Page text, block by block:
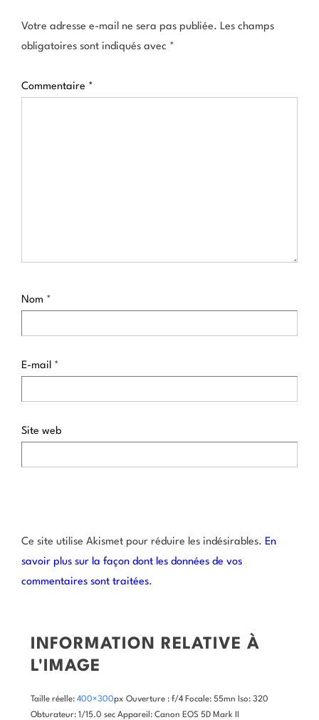
Votre adresse e-mail ne sera pas publiée. Les champs
obligatoires sont indiqués avec *
Commentaire *
Nom *
E-mail *
Site web
Ce site utilise Akismet pour réduire les indésirables. En
savoir plus sur la façon dont les données de vos
commentaires sont traitées.
INFORMATION RELATIVE À
L'IMAGE
Taille réelle: 400×300px Ouverture : f/4 Focale: 55mn Iso: 320
Obturateur: 1/15.0 sec Appareil: Canon EOS 5D Mark II